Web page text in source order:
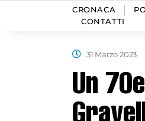
CRONACA
CONTATTI
31 Marzo 2023
Un